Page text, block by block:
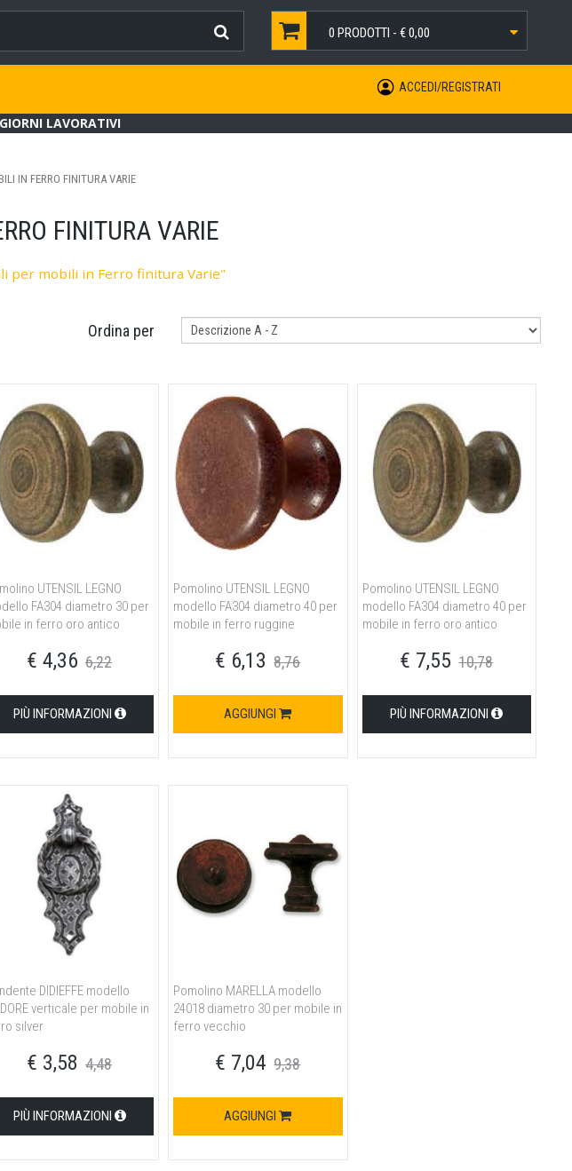
0 PRODOTTI -€ 0,00
ACCEDI/REGISTRATI
LAVORATIVI
IN FERRO FINITURA VARIE
FINITURA VARIE
per mobili in Ferro finitura Varie"
Ordina per
UTENSIL LEGNO
FA304 diametro 30 per
in ferro oro antico
€ 4,36 6,22
PIÙ INFORMAZIONI
Pomolino UTENSIL LEGNO
modello FA304 diametro 40 per
mobile in ferro ruggine
€ 6,13 8,76
AGGIUNGI
Pomolino UTENSIL LEGNO
modello FA304 diametro 40 per
mobile in ferro oro antico
€ 7,55 10,78
PIÙ INFORMAZIONI
DIDIEFFE modello
verticale per mobile in
silver
€ 3,58 4,48
PIÙ INFORMAZIONI
Pomolino MARELLA modello
24018 diametro 30 per mobile in
ferro vecchio
€ 7,04 9,38
AGGIUNGI